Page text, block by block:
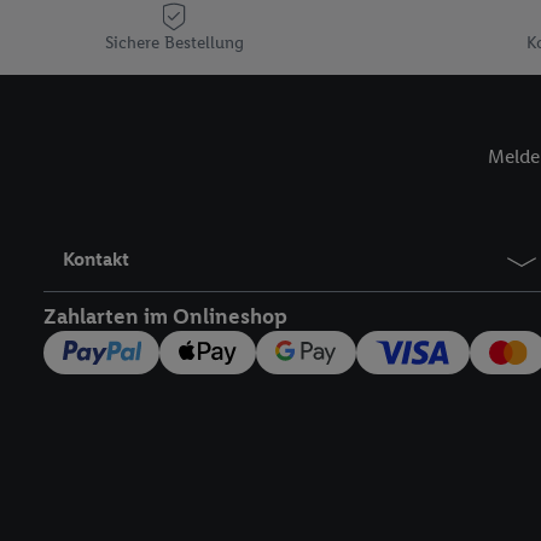
Sichere Bestellung
Kontakt
Zahlarten im Onlineshop
Plus-Konto einloggen,
Verantwortlichkeit mit
zu erstellen (die
Hierzu wird von uns
Adresse in
Zudem erlauben Sie
den Lidl-Diensten
Wenn das der Fall ist,
Insbesondere können
werden, damit wir
Nutzung der Utiq-
widerrufen - jederzeit
Telekommunikations-
die Lidl-Dienste)